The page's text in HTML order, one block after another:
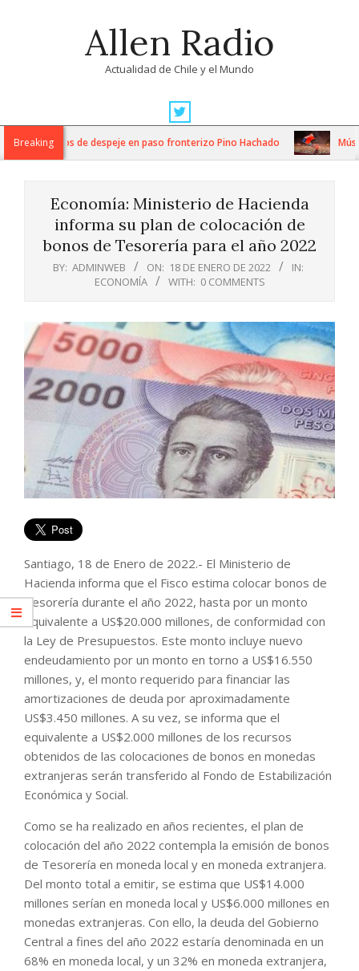
Allen Radio
Actualidad de Chile y el Mundo
Navigation
MenuBreaking
trabajos de despeje en paso fronterizo Pino Hachado
Economía: Ministerio de Hacienda
informa su plan de colocación de
bonos de Tesorería para el año 2022
BY: ADMINWEB ON: 18 DE ENERO DE 2022
IN:
ECONOMÍA
WITH: 0 COMMENTS
Santiago, 18 de Enero de 2022.- El Ministerio de
Hacienda informa que el Fisco estima colocar bonos de
Tesorería durante el año 2022, hasta por un monto
equivalente a US$20.000 millones, de conformidad con
la Ley de Presupuestos. Este monto incluye nuevo
endeudamiento por un monto en torno a US$16.550
millones, y, el monto requerido para financiar las
amortizaciones de deuda por aproximadamente
US$3.450 millones. A su vez, se informa que el
equivalente a US$2.000 millones de los recursos
obtenidos de las colocaciones de bonos en monedas
extranjeras serán transferido al Fondo de Estabilización
Económica y Social.
Como se ha realizado en años recientes, el plan de
colocación del año 2022 contempla la emisión de bonos
de Tesorería en moneda local y en moneda extranjera.
Del monto total a emitir, se estima que US$14.000
millones serían en moneda local y US$6.000 millones en
monedas extranjeras. Con ello, la deuda del Gobierno
Central a fines del año 2022 estaría denominada en un
68% en moneda local, y un 32% en moneda extranjera,